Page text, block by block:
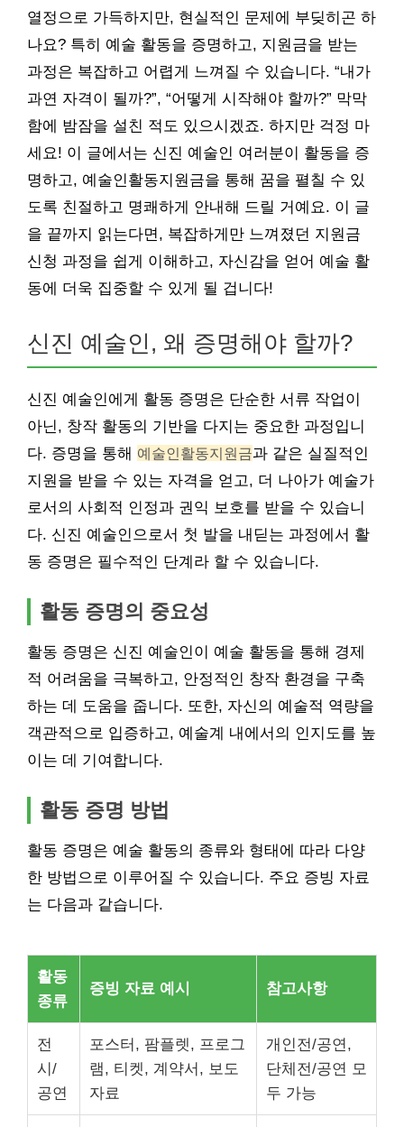
열정으로 가득하지만, 현실적인 문제에 부딪히곤 하
나요? 특히 예술 활동을 증명하고, 지원금을 받는
과정은 복잡하고 어렵게 느껴질 수 있습니다. “내가
과연 자격이 될까?”, “어떻게 시작해야 할까?” 막막
함에 밤잠을 설친 적도 있으시겠죠. 하지만 걱정 마
세요! 이 글에서는 신진 예술인 여러분이 활동을 증
명하고, 예술인활동지원금을 통해 꿈을 펼칠 수 있
도록 친절하고 명쾌하게 안내해 드릴 거예요. 이 글
을 끝까지 읽는다면, 복잡하게만 느껴졌던 지원금
신청 과정을 쉽게 이해하고, 자신감을 얻어 예술 활
동에 더욱 집중할 수 있게 될 겁니다!
신진 예술인, 왜 증명해야 할까?
신진 예술인에게 활동 증명은 단순한 서류 작업이
아닌, 창작 활동의 기반을 다지는 중요한 과정입니
다. 증명을 통해 예술인활동지원금과 같은 실질적인
지원을 받을 수 있는 자격을 얻고, 더 나아가 예술가
로서의 사회적 인정과 권익 보호를 받을 수 있습니
다. 신진 예술인으로서 첫 발을 내딛는 과정에서 활
동 증명은 필수적인 단계라 할 수 있습니다.
활동 증명의 중요성
활동 증명은 신진 예술인이 예술 활동을 통해 경제
적 어려움을 극복하고, 안정적인 창작 환경을 구축
하는 데 도움을 줍니다. 또한, 자신의 예술적 역량을
객관적으로 입증하고, 예술계 내에서의 인지도를 높
이는 데 기여합니다.
활동 증명 방법
활동 증명은 예술 활동의 종류와 형태에 따라 다양
한 방법으로 이루어질 수 있습니다. 주요 증빙 자료
는 다음과 같습니다.
활동
종류
증빙 자료 예시 참고사항
전
시/
공연
포스터, 팜플렛, 프로그
램, 티켓, 계약서, 보도
자료
개인전/공연,
단체전/공연 모
두 가능